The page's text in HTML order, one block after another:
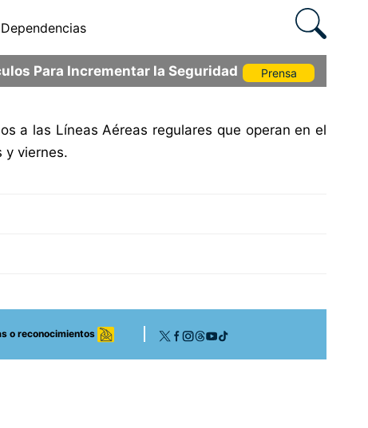
Dependencias
Para Incrementar la Seguridad Prensa
a las Líneas Aéreas regulares que operan en el
y viernes.
o reconocimientos